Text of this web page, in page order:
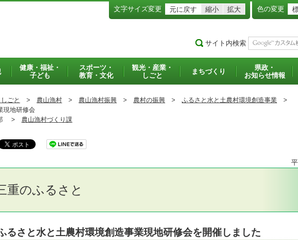
文字サイズ変更 元に戻す 縮小 拡大 色の変更
サイト内検索
健康・福祉・
子ども
スポーツ・
教育・文化
観光・産業・
しごと
まちづくり
県政・
お知らせ情報
ごと > 農山漁村 > 農山漁村振興 > 農村の振興 > ふるさと水と土農村環境創造事業 >
地研修会
>
農山漁村づくり課
重のふるさと
るさと水と土農村環境創造事業現地研修会を開催しました